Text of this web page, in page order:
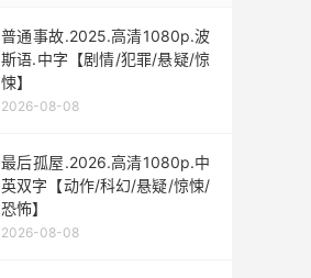
普通事故.2025.高清1080p.波
斯语.中字【剧情/犯罪/悬疑/惊
悚】
2026-08-08
最后孤屋.2026.高清1080p.中
英双字【动作/科幻/悬疑/惊悚/
恐怖】
2026-08-08